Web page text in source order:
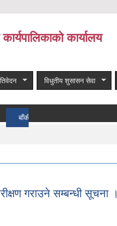
कार्यालय
विधुतीय शुसासन सेवा
समाचार
गराउने सम्बन्धी सूचना ।